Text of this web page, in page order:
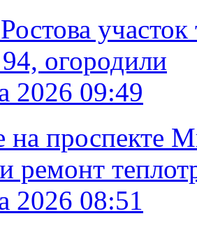
огородили
2026 09:49
на проспекте
ремонт
2026 08:51